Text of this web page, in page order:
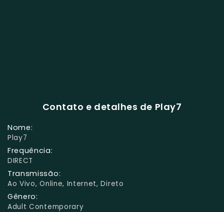
Contato e detalhes de Play7
Nome:
Play7
Frequência:
DIRECT
Transmissão:
Ao Vivo, Online, Internet, Direto
Gênero:
Adult Contemporary